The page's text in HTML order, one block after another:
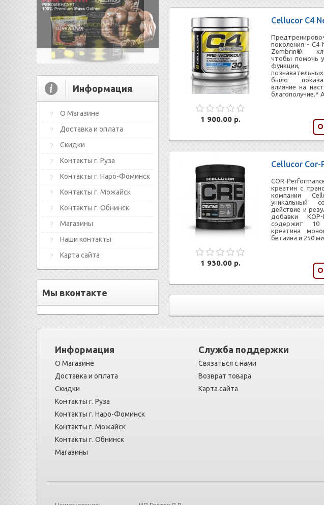
Информация
О Магазине
Доставка и оплата
Скидки
Контакты г. Руза
Контакты г. Наро-Фоминск
Контакты г. Можайск
Контакты г. Обнинск
Магазины
Наши контакты
Карта сайта
Мы вконтакте
1 900.00 р.
Cellucor C4
поколения - C4
Zembrin®:
чтобы помочь
функции,
было
влияние на
благополучие.*
1 930.00 р.
COR-
креатин с
компании
уникальный
действие и
добавки КОР-
содержит 10
креатина
бетаина и 250
Информация
О Магазине
Доставка и оплата
Скидки
Контакты г. Руза
Контакты г. Наро-Фоминск
Контакты г. Можайск
Контакты г. Обнинск
Магазины
Служба поддержки
Связаться с нами
Возврат товара
Карта сайта